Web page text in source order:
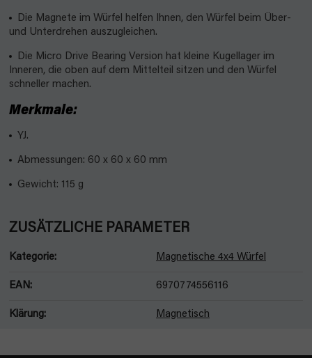
Die Magnete im Würfel helfen Ihnen, den Würfel beim Über-
und Unterdrehen auszugleichen.
Die Micro Drive Bearing Version hat kleine Kugellager im
Inneren, die oben auf dem Mittelteil sitzen und den Würfel
schneller machen.
Merkmale:
YJ.
Abmessungen: 60 x 60 x 60 mm
Gewicht: 115 g
ZUSÄTZLICHE PARAMETER
Kategorie: Magnetische 4x4 Würfel
EAN: 6970774556116
Klärung: Magnetisch